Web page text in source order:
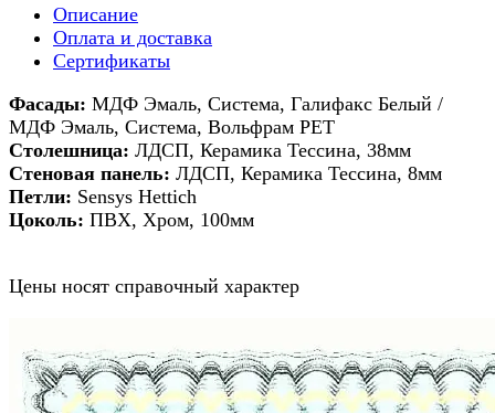
Описание
Оплата и доставка
Сертификаты
Фасады: МДФ Эмаль, Система, Галифакс Белый /
МДФ Эмаль, Система, Вольфрам PET
Столешница: ЛДСП, Керамика Тессина, 38мм
Стеновая панель: ЛДСП, Керамика Тессина, 8мм
Петли: Sensys Hettich
Цоколь: ПВХ, Хром, 100мм
Цены носят справочный характер